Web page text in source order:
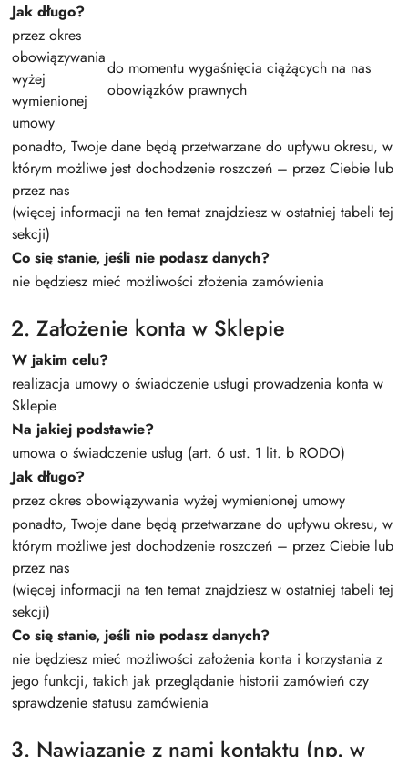
Jak długo?
przez okres
obowiązywania
wyżej
wymienionej
umowy
do momentu wygaśnięcia ciążących na nas
obowiązków prawnych
ponadto, Twoje dane będą przetwarzane do upływu okresu, w
którym możliwe jest dochodzenie roszczeń – przez Ciebie lub
przez nas
(więcej informacji na ten temat znajdziesz w ostatniej tabeli tej
sekcji)
Co się stanie, jeśli nie podasz danych?
nie będziesz mieć możliwości złożenia zamówienia
2. Założenie konta w Sklepie
W jakim celu?
realizacja umowy o świadczenie usługi prowadzenia konta w
Sklepie
Na jakiej podstawie?
umowa o świadczenie usług (art. 6 ust. 1 lit. b RODO)
Jak długo?
przez okres obowiązywania wyżej wymienionej umowy
ponadto, Twoje dane będą przetwarzane do upływu okresu, w
którym możliwe jest dochodzenie roszczeń – przez Ciebie lub
przez nas
(więcej informacji na ten temat znajdziesz w ostatniej tabeli tej
sekcji)
Co się stanie, jeśli nie podasz danych?
nie będziesz mieć możliwości założenia konta i korzystania z
jego funkcji, takich jak przeglądanie historii zamówień czy
sprawdzenie statusu zamówienia
3. Nawiązanie z nami kontaktu (np. w